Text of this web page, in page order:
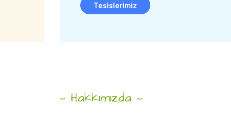
Tesislerimiz
~ Hakkımızda ~